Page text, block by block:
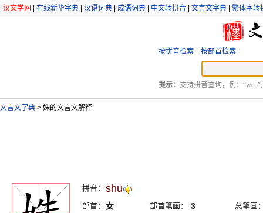
汉文学网 在线新华字典 汉语词典 成语词典 中文转拼音 文言文字典 繁体字转
按拼音检索 按部首检索
提示： 支持拼音查询，例：
文言文字典 > 姝的文言文解释
拼音： shū
部首： 女 部首笔画： 3
总笔画